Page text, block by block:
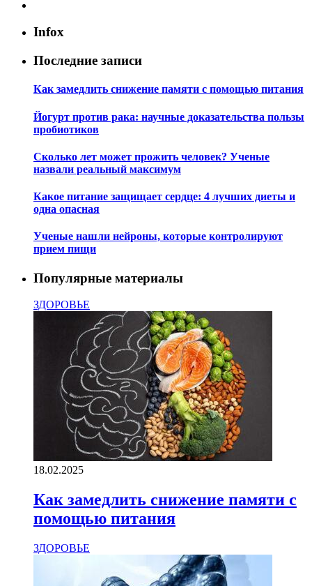
Infox
Последние записи
Как замедлить снижение памяти с помощью питания
Йогурт против рака: научные доказательства пользы
пробиотиков
Сколько лет может прожить человек? Ученые
назвали реальный максимум
Какое питание защищает сердце: 4 лучших диеты и
одна опасная
Ученые нашли нейроны, которые контролируют
прием пищи
Популярные материалы
ЗДОРОВЬЕ
18.02.2025
Как замедлить снижение памяти с
помощью питания
ЗДОРОВЬЕ